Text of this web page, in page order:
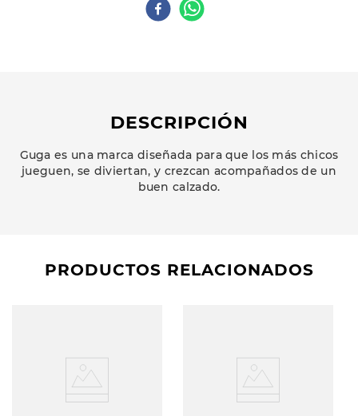
DESCRIPCIÓN
Guga es una marca diseñada para que los más chicos
jueguen, se diviertan, y crezcan acompañados de un
buen calzado.
PRODUCTOS RELACIONADOS